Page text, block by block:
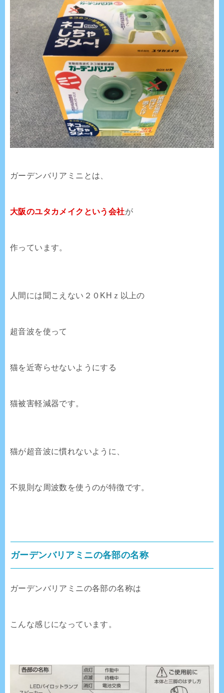
ガーデンバリアミニとは、
大阪のユタカメイクという会社が
作っています。
人間には聞こえない２０KHｚ以上の
超音波を使って
猫を近寄らせないようにする
猫被害軽減器です。
猫が超音波に慣れないように、
不規則な周波数を使うのが特徴です。
ガーデンバリアミニの各部の名称
ガーデンバリアミニの各部の名称は
こんな感じになっています。